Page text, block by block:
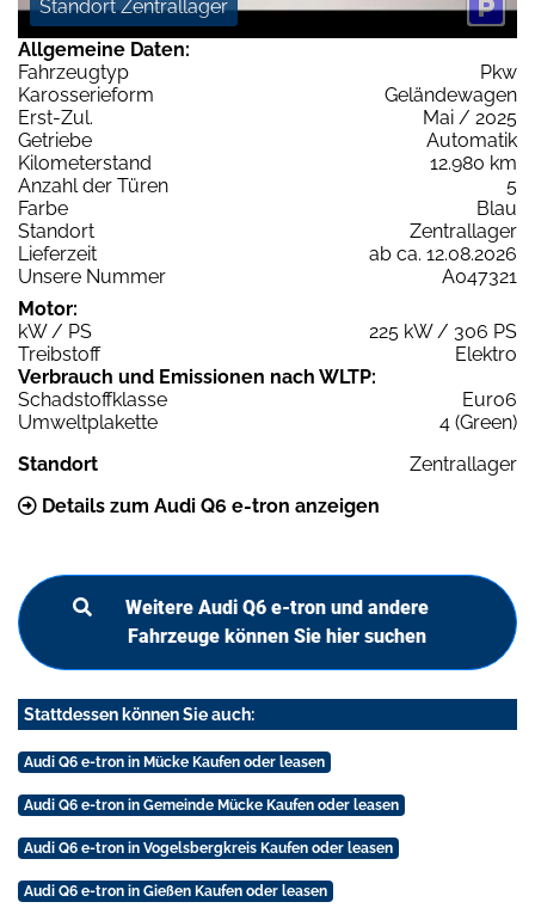
Standort Zentrallager
Allgemeine Daten:
Fahrzeugtyp
Pkw
Karosserieform
Geländewagen
Erst-Zul.
Mai / 2025
Getriebe
Automatik
Kilometerstand
12.980 km
Anzahl der Türen
5
Farbe
Blau
Standort
Zentrallager
Lieferzeit
ab ca. 12.08.2026
Unsere Nummer
A047321
Motor:
kW / PS
225 kW / 306 PS
Treibstoff
Elektro
Verbrauch und Emissionen nach WLTP:
Schadstoffklasse
Euro6
Umweltplakette
4 (Green)
Standort
Zentrallager
Details zum Audi Q6 e-tron anzeigen
Weitere Audi Q6 e-tron und andere
Fahrzeuge können Sie hier suchen
Stattdessen können Sie auch:
Audi Q6 e-tron in Mücke Kaufen oder leasen
Audi Q6 e-tron in Gemeinde Mücke Kaufen oder leasen
Audi Q6 e-tron in Vogelsbergkreis Kaufen oder leasen
Audi Q6 e-tron in Gießen Kaufen oder leasen